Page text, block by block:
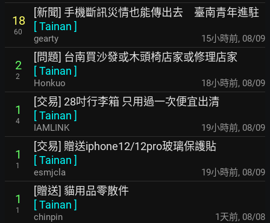
18
60
[新聞] 手機斷訊災情也能傳出去 臺南青年進駐
[Tainan ]
gearty 15小時前, 08/09
2
2
[問題] 台南買沙發或木頭椅店家或修理店家
[Tainan ]
Honkuo 18小時前, 08/09
1
4
[交易] 28吋行李箱 只用過一次便宜出清
[Tainan ]
IAMLINK 19小時前, 08/09
1
1
[交易] 贈送iphone12/12pro玻璃保護貼
[Tainan ]
esmjcla 19小時前, 08/09
1
1
[贈送] 貓用品零散件
[Tainan ]
chinpin 1天前, 08/08